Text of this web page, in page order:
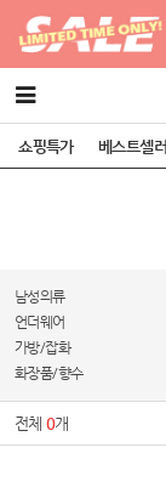
쇼핑특가 베스트셀러
남성의류
언더웨어
가방/잡화
화장품/향수
전체0개